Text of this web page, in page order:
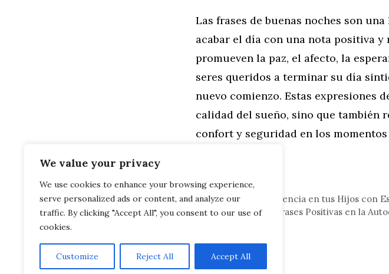
We value your privacy
We use cookies to enhance your browsing experience,
serve personalized ads or content, and analyze our
traffic. By clicking "Accept All", you consent to our use of
cookies.
Customize Reject All Accept All
Las frases de buenas noches son
acabar el día con una nota positiva
promueven la paz, el afecto, la
seres queridos a terminar su día
nuevo comienzo. Estas expresiones
calidad del sueño, sino que también
confort y seguridad en los
Categorías
Familia,General
Fomenta la Resiliencia en tus Hijos con
El Poder de las Frases Positivas en la